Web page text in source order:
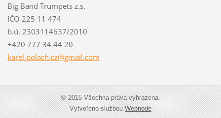
Big Band Trumpets z.s.
IČO 225 11 474
b.ú. 2303114637/2010
+420 777 34 44 20
karel.polach.cz@gmail.com
© 2015 Všechna práva vyhrazena.
Vytvořeno službouWebnode